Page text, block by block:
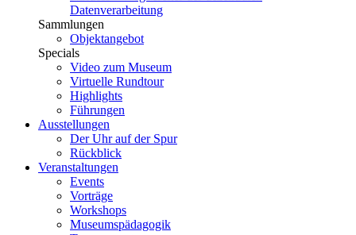
Datenverarbeitung
Sammlungen
Objektangebot
Specials
Video zum Museum
Virtuelle Rundtour
Highlights
Führungen
Ausstellungen
Der Uhr auf der Spur
Rückblick
Veranstaltungen
Events
Vorträge
Workshops
Museumspädagogik